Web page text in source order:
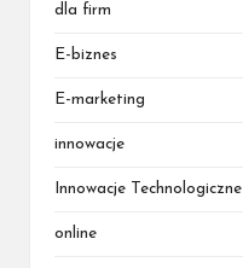
dla firm
E-biznes
E-marketing
innowacje
Innowacje Technologiczne
online